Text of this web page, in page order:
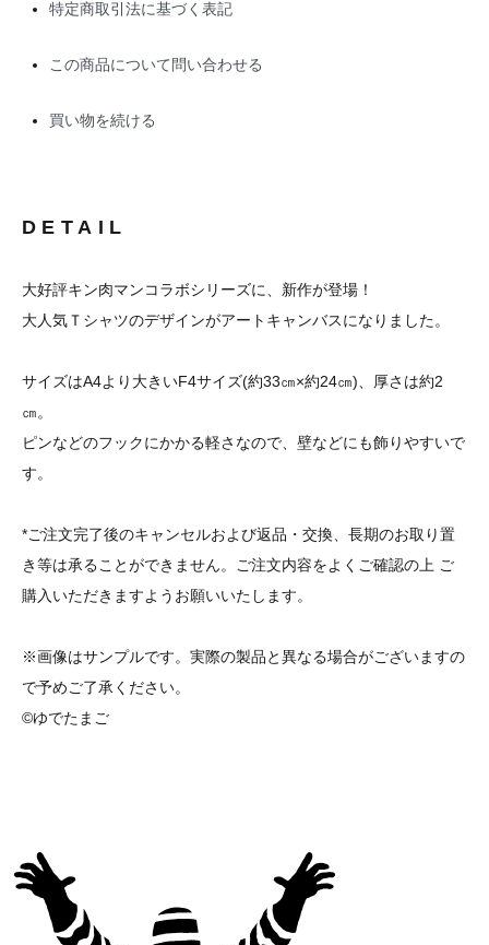
特定商取引法に基づく表記
この商品について問い合わせる
買い物を続ける
DETAIL
大好評キン肉マンコラボシリーズに、新作が登場！
大人気Ｔシャツのデザインがアートキャンバスになりました。
サイズはA4より大きいF4サイズ(約33㎝×約24㎝)、厚さは約2
㎝。
ピンなどのフックにかかる軽さなので、壁などにも飾りやすいで
す。
*ご注文完了後のキャンセルおよび返品・交換、長期のお取り置
き等は承ることができません。ご注文内容をよくご確認の上 ご
購入いただきますようお願いいたします。
※画像はサンプルです。実際の製品と異なる場合がございますの
で予めご了承ください。
©ゆでたまご